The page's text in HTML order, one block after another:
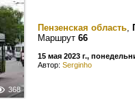
368
Пензенская область,
Маршрут 66
15 мая 2023 г.,
Автор: Serginho